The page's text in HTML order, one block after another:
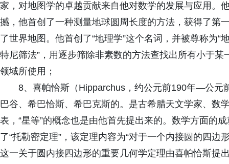
家，对地图学的卓越贡献来自他对数学的发展与应用。
撼，他首创了一种测量地球圆周长度的方法，获得了第
了世界地图。他首创了“地理学”这个名词，并被尊称为“
特尼筛法”，用逐步筛除非素数的方法查找出所有小于
领域所使用；
8、喜帕恰斯（Hipparchus，约公元前190年—公
巴谷、希巴恰斯、希巴克斯的。是古希腊天文学家、数
表，“星等”的概念也是由他首先提出来的。数学方面的
了“托勒密定理”，该定理内容为“对于一个内接圆的四
这一关于圆内接四边形的重要几何学定理由喜帕恰斯提